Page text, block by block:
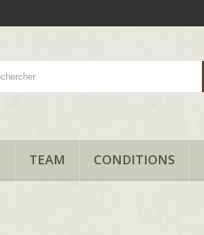
TEAM CONDITIONS